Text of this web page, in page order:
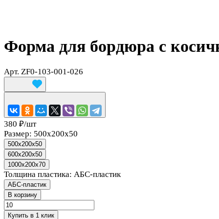
Форма для бордюра с
Арт. ZF0-103-001-026
380 ₽/шт
Размер: 500x200x50
500x200x50
600x200x50
1000x200x70
Толщина пластика: АБС-пластик
АБС-пластик
В корзину
Купить в 1 клик